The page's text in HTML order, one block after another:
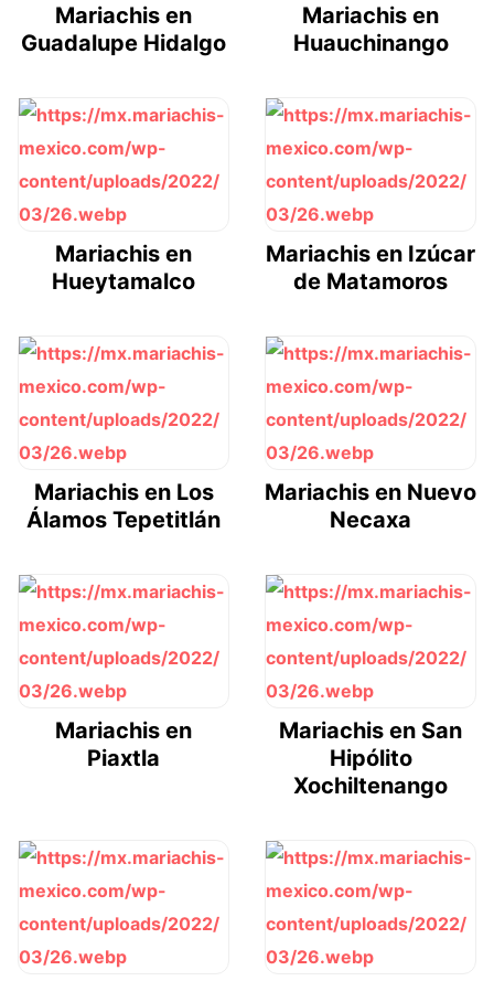
Mariachis en
Guadalupe Hidalgo
Mariachis en
Huauchinango
Mariachis en
Hueytamalco
Mariachis en Izúcar
de Matamoros
Mariachis en Los
Álamos Tepetitlán
Mariachis en Nuevo
Necaxa
Mariachis en
Piaxtla
Mariachis en San
Hipólito
Xochiltenango